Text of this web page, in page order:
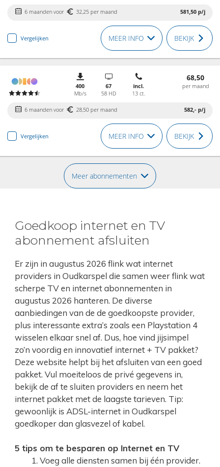
6 maanden voor 32,25 per maand 581,50 p/j
Vergelijken MEER INFO BEKIJK
400
Mb/s
67
58 HD
incl.
13 ct.
68,50
per maand
6 maanden voor 28,50 per maand 582,- p/j
Vergelijken MEER INFO BEKIJK
Meer abonnementen
Goedkoop internet en TV
abonnement afsluiten
Er zijn in augustus 2026 flink wat internet
providers in Oudkarspel die samen weer flink wat
scherpe TV en internet abonnementen in
augustus 2026 hanteren. De diverse
aanbiedingen van de de goedkoopste provider,
plus interessante extra’s zoals een Playstation 4
wisselen elkaar snel af. Dus, hoe vind jijsimpel
zo’n voordig en innovatief internet + TV pakket?
Deze website helpt bij het afsluiten van een goed
pakket. Vul moeiteloos de privé gegevens in,
bekijk de af te sluiten providers en neem het
internet pakket met de laagste tarieven. Tip:
gewoonlijk is ADSL-internet in Oudkarspel
goedkoper dan glasvezel of kabel.
5 tips om te besparen op Internet en TV
Voeg alle diensten samen bij één provider.